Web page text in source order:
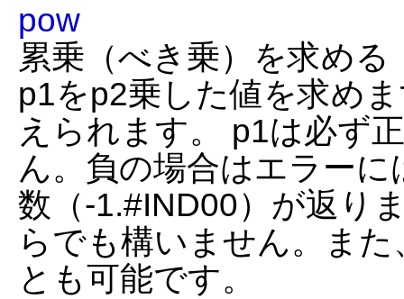
pow
累乗（べき乗）を求める
p1をp2乗した値を求め
えられます。 p1は必ず
ん。負の場合はエラー
数（-1.#IND00）が返り
らでも構いません。ま
とも可能です。